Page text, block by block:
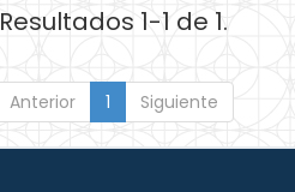
Resultados 1-1 de 1.
Anterior 1 Siguiente